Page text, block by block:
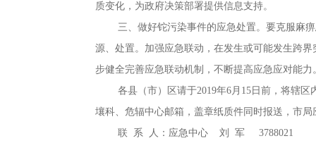
质变化 ， 为政府决策部署提供信息支持。
三、做好铊污染事件的应急处置。 要克服麻
源、处置。 加强应急联动，在发生或可能发生跨界
步健全完善应急联动机制，不断提高应急应对能力
各县（市）区请于2019年6月15日前 ， 将辖区
壤科、危辐中心邮箱 ， 盖章纸质件同时报送，市
联 系 人：应急中心 刘 军 3788021